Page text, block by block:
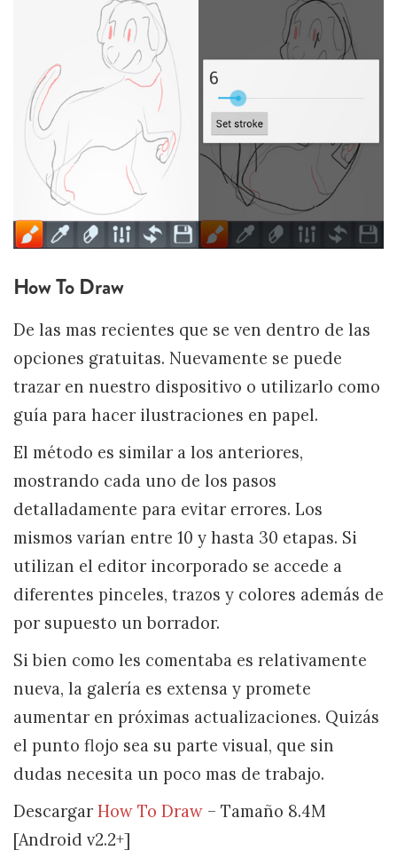
How To Draw
De las mas recientes que se ven dentro de las
opciones gratuitas. Nuevamente se puede
trazar en nuestro dispositivo o utilizarlo como
guía para hacer ilustraciones en papel.
El método es similar a los anteriores,
mostrando cada uno de los pasos
detalladamente para evitar errores. Los
mismos varían entre 10 y hasta 30 etapas. Si
utilizan el editor incorporado se accede a
diferentes pinceles, trazos y colores además de
por supuesto un borrador.
Si bien como les comentaba es relativamente
nueva, la galería es extensa y promete
aumentar en próximas actualizaciones. Quizás
el punto flojo sea su parte visual, que sin
dudas necesita un poco mas de trabajo.
Descargar How To Draw – Tamaño 8.4M
[Android v2.2+]